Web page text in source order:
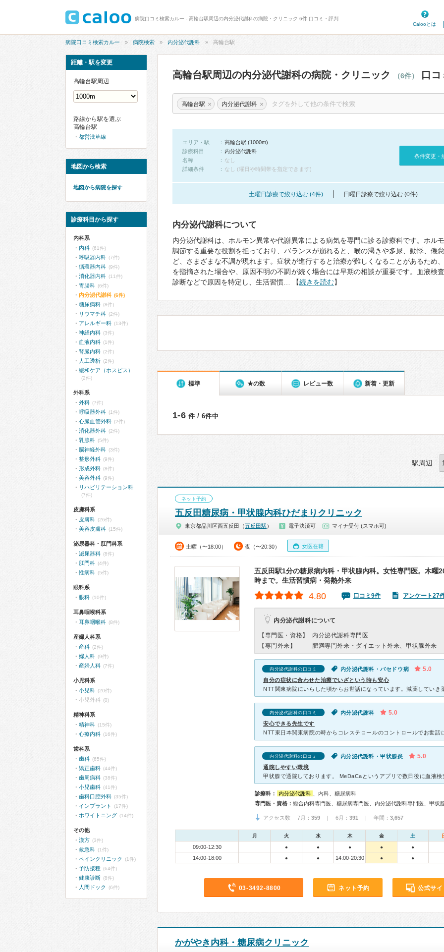
病院口コミ検索カルー - 高輪台駅周辺の内分泌代謝科の病院・クリニック 6件 口コミ・評判
Calooとは
病院口コミ検索カルー 病院検索 内分泌代謝科 高輪台駅
高輪台駅周辺の内分泌代謝科の病院・クリニック （6件） 口
高輪台駅 × 内分泌代謝科 ×
エリア・駅
高輪台駅 (1000m)
診療科目
内分泌代謝科
名称
なし
詳細条件
なし (曜日や時間帯を指定できます)
条件変更・
土曜日診療で絞り込む (4件) 日曜日診療で絞り込む (0件)
内分泌代謝科について
内分泌代謝科は、ホルモン異常や代謝異常による病気を専門に診る診療科です。ホル
調節する重要な役割を担っており、バランスが崩れると、喉の渇きや多尿、動悸、倦
ど、さまざまな不調が現れます。症状が進行すると治療が難しくなることがあるため
を指摘された場合や、原因不明の不調が続く場合には早期の相談が重要です。血液検
診断などで原因を特定し、生活習慣… 【続きを読む】
標準 ★の数 レビュー数 新着・更新
1-6 件 / 6件中
駅周辺
ネット予約
五反田糖尿病・甲状腺内科ひだまりクリニック
東京都品川区西五反田（五反田駅 ） 電子決済可 マイナ受付 (スマホ可)
土曜（〜18:00） 夜（〜20:30） 女医在籍
五反田駅1分の糖尿病内科・甲状腺内科。女性専門医。木曜
時まで。生活習慣病・発熱外来
4.80 口コミ9件 アンケート27
内分泌代謝科について
【専門医・資格】
内分泌代謝科専門医
【専門外来】
肥満専門外来・ダイエット外来、甲状腺外来
内分泌代謝科の口コミ 内分泌代謝科・バセドウ病 5.0
自分の症状に合わせた治療でいざという時も安心
内分泌代謝科の口コミ 内分泌代謝科 5.0
安心できる先生です
内分泌代謝科の口コミ 内分泌代謝科・甲状腺炎 5.0
通院しやすい環境
診療科： 内分泌代謝科
、内科、糖尿病科
専門医・資格： 総合内科専門医、糖尿病専門医、内分泌代謝科専門医、甲状
アクセス数 7月： 359 | 6月： 391 | 年間： 3,657
月 火 水 木 金 土
09:00-12:30 ● ● ● ● ●
14:00-18:00 ● ● 14:00-20:30 ● ●
03-3492-8800 ネット予約 公式サイ
かがやき内科・糖尿病クリニック
距離・駅を変更
高輪台駅周辺
路線から駅を選ぶ
高輪台駅
都営浅草線
地図から検索
地図から病院を探す
診療科目から探す
内科系
内科 (61件)
呼吸器内科 (7件)
循環器内科 (9件)
消化器内科 (11件)
胃腸科 (6件)
内分泌代謝科 (6件)
糖尿病科 (8件)
リウマチ科 (2件)
アレルギー科 (13件)
神経内科 (3件)
血液内科 (1件)
腎臓内科 (2件)
人工透析 (2件)
緩和ケア（ホスピス）
(2件)
外科系
外科 (7件)
呼吸器外科 (1件)
心臓血管外科 (2件)
消化器外科 (2件)
乳腺科 (5件)
脳神経外科 (3件)
整形外科 (9件)
形成外科 (8件)
美容外科 (9件)
リハビリテーション科
(7件)
皮膚科系
皮膚科 (26件)
美容皮膚科 (15件)
泌尿器科・肛門科系
泌尿器科 (8件)
肛門科 (4件)
性病科 (5件)
眼科系
眼科 (10件)
耳鼻咽喉科系
耳鼻咽喉科 (8件)
産婦人科系
産科 (2件)
婦人科 (9件)
産婦人科 (7件)
小児科系
小児科 (20件)
小児外科 (0)
精神科系
精神科 (15件)
心療内科 (16件)
歯科系
歯科 (65件)
矯正歯科 (44件)
歯周病科 (38件)
小児歯科 (41件)
歯科口腔外科 (35件)
インプラント (17件)
ホワイトニング (14件)
その他
漢方 (3件)
救急科 (1件)
ペインクリニック (1件)
予防接種 (64件)
健康診断 (8件)
人間ドック (6件)